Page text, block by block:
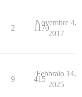
2 1170
Novembre 4,
2017
9 415
Febbraio 14,
2025